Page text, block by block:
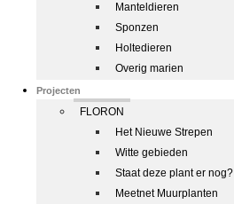
Manteldieren
Sponzen
Holtedieren
Overig marien
Projecten
FLORON
Het Nieuwe Strepen
Witte gebieden
Staat deze plant er nog?
Meetnet Muurplanten